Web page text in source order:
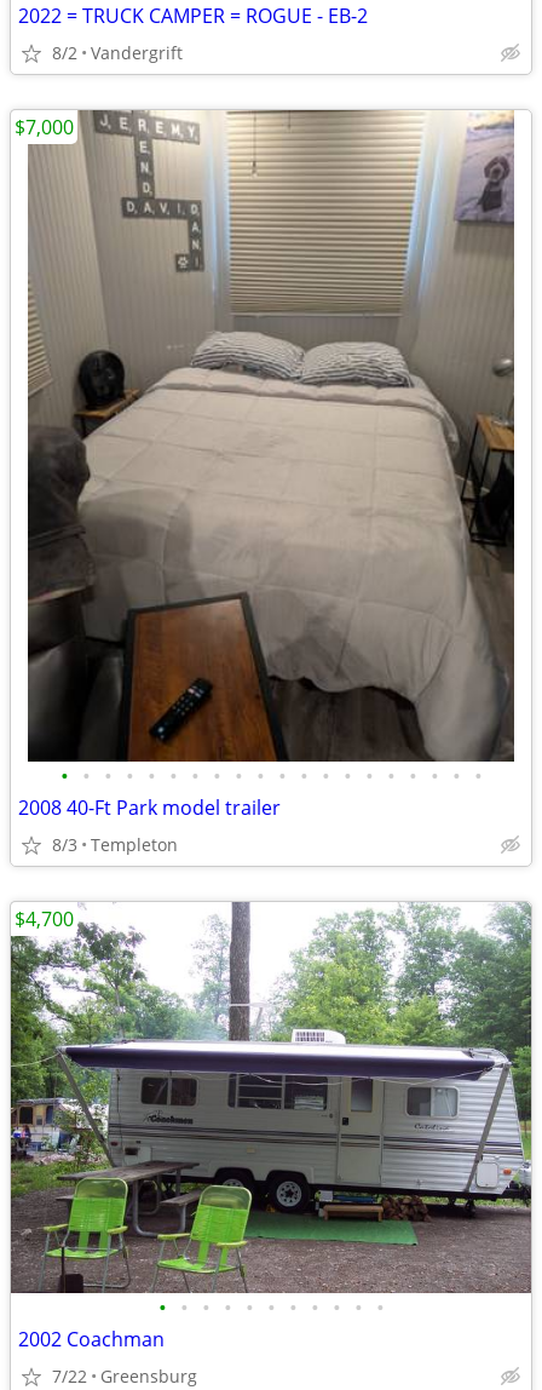
2022 = TRUCK CAMPER = ROGUE - EB-2
8/2 Vandergrift
• • • • • • • • • • • • • • • • • • • •
2008 40-Ft Park model trailer
8/3 Templeton
$7,000
• • • • • • • • • • •
2002 Coachman
7/22 Greensburg
$4,700